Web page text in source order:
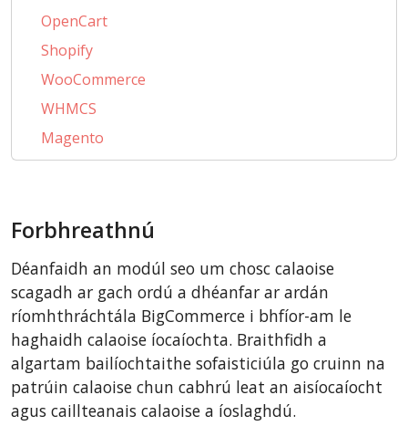
OpenCart
Shopify
WooCommerce
WHMCS
Magento
PrestaShop
CSCart
LiteCart
ZenCart
PinnacleCart
FoxyCart
Easy Digital Downloads
Forbhreathnú
Déanfaidh an modúl seo um chosc calaoise
scagadh ar gach ordú a dhéanfar ar ardán
ríomhthráchtála BigCommerce i bhfíor-am le
haghaidh calaoise íocaíochta. Braithfidh a
algartam bailíochtaithe sofaisticiúla go cruinn na
patrúin calaoise chun cabhrú leat an aisíocaíocht
agus caillteanais calaoise a íoslaghdú.